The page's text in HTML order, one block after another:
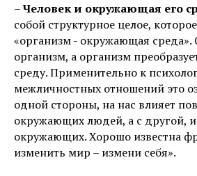
–Человек и окружающая его
собой структурное целое,
«организм - окружающая среда».
организм, а организм
среду. Применительно к
межличностных отношений это
одной стороны, на нас влияет
окружающих людей, а с другой,
окружающих. Хорошо известна
изменить мир – измени себя».